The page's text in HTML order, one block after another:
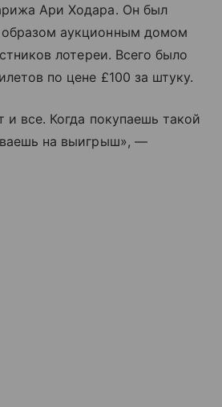
Ари Ходара. Он был
аукционным домом
лотереи. Всего было
по цене £100 за штуку.
и все. Когда покупаешь такой
на выигрыш», —